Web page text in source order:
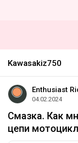
Kawasakiz750
Enthusiast
04.02.2024
Смазка. Как
цепи